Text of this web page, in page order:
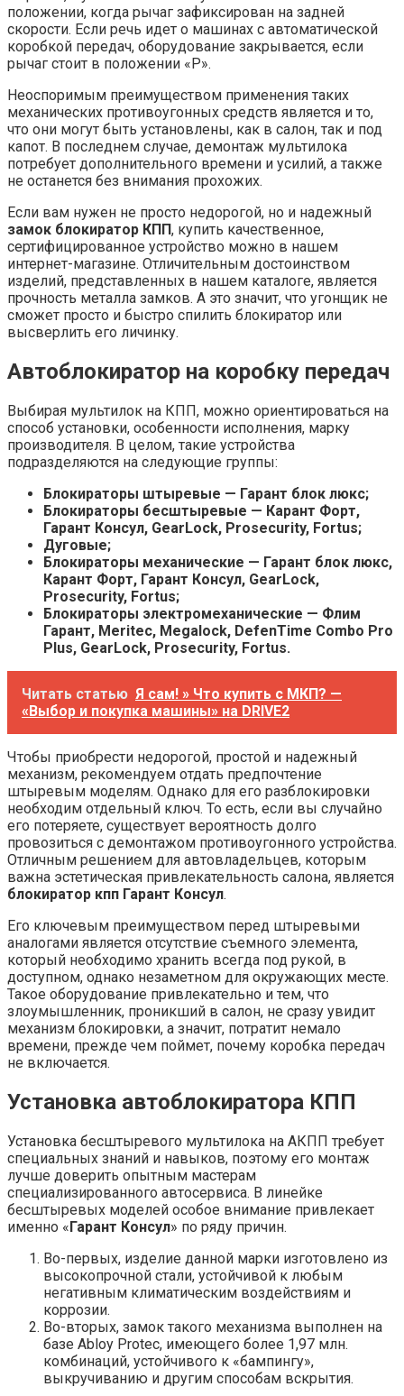
положении, когда рычаг зафиксирован на задней
скорости. Если речь идет о машинах с автоматической
коробкой передач, оборудование закрывается, если
рычаг стоит в положении «Р».
Неоспоримым преимуществом применения таких
механических противоугонных средств является и то,
что они могут быть установлены, как в салон, так и под
капот. В последнем случае, демонтаж мультилока
потребует дополнительного времени и усилий, а также
не останется без внимания прохожих.
Если вам нужен не просто недорогой, но и надежный
замок блокиратор КПП, купить качественное,
сертифицированное устройство можно в нашем
интернет-магазине. Отличительным достоинством
изделий, представленных в нашем каталоге, является
прочность металла замков. А это значит, что угонщик не
сможет просто и быстро спилить блокиратор или
высверлить его личинку.
Автоблокиратор на коробку передач
Выбирая мультилок на КПП, можно ориентироваться на
способ установки, особенности исполнения, марку
производителя. В целом, такие устройства
подразделяются на следующие группы:
Блокираторы штыревые — Гарант блок люкс;
Блокираторы бесштыревые — Карант Форт,
Гарант Консул, GearLock, Prosecurity, Fortus;
Дуговые;
Блокираторы механические — Гарант блок люкс,
Карант Форт, Гарант Консул, GearLock,
Prosecurity, Fortus;
Блокираторы электромеханические — Флим
Гарант, Meritec, Megalock, DefenTime Combo Pro
Plus, GearLock, Prosecurity, Fortus.
Читать статью Я сам! » Что купить с МКП? —
«Выбор и покупка машины» на DRIVE2
Чтобы приобрести недорогой, простой и надежный
механизм, рекомендуем отдать предпочтение
штыревым моделям. Однако для его разблокировки
необходим отдельный ключ. То есть, если вы случайно
его потеряете, существует вероятность долго
провозиться с демонтажом противоугонного устройства.
Отличным решением для автовладельцев, которым
важна эстетическая привлекательность салона, является
блокиратор кпп Гарант Консул.
Его ключевым преимуществом перед штыревыми
аналогами является отсутствие съемного элемента,
который необходимо хранить всегда под рукой, в
доступном, однако незаметном для окружающих месте.
Такое оборудование привлекательно и тем, что
злоумышленник, проникший в салон, не сразу увидит
механизм блокировки, а значит, потратит немало
времени, прежде чем поймет, почему коробка передач
не включается.
Установка автоблокиратора КПП
Установка бесштыревого мультилока на АКПП требует
специальных знаний и навыков, поэтому его монтаж
лучше доверить опытным мастерам
специализированного автосервиса. В линейке
бесштыревых моделей особое внимание привлекает
именно «Гарант Консул» по ряду причин.
Во-первых, изделие данной марки изготовлено из
высокопрочной стали, устойчивой к любым
негативным климатическим воздействиям и
коррозии.
Во-вторых, замок такого механизма выполнен на
базе Abloy Protec, имеющего более 1,97 млн.
комбинаций, устойчивого к «бампингу»,
выкручиванию и другим способам вскрытия.